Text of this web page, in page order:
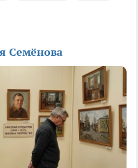
Семёнова